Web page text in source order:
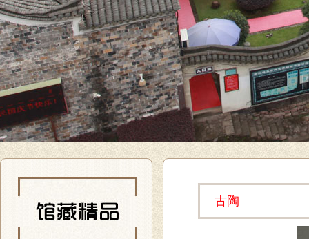
古陶